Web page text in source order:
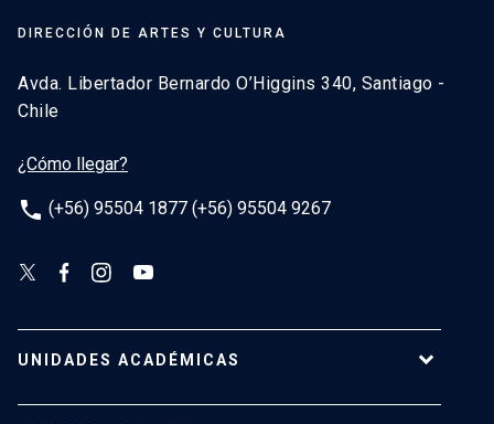
DIRECCIÓN DE ARTES Y CULTURA
Avda. Libertador Bernardo O’Higgins 340, Santiago -
Chile
¿Cómo llegar?
phone (+56) 95504 1877 (+56) 95504 9267
UNIDADES ACADÉMICAS